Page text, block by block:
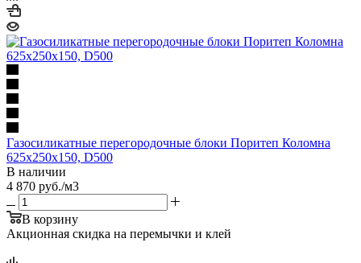
Газосиликатные перегородочные блоки Поритеп Коломна
625х250х150, D500
В наличии
4 870 руб./м3
В корзину
Акционная скидка на перемычки и клей